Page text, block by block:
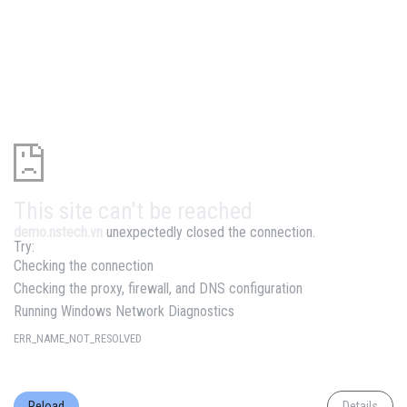
unexpectedly closed the connection.
Try:
Checking the connection
Checking the proxy, firewall, and DNS configuration
Running Windows Network Diagnostics
ERR_NAME_NOT_RESOLVED